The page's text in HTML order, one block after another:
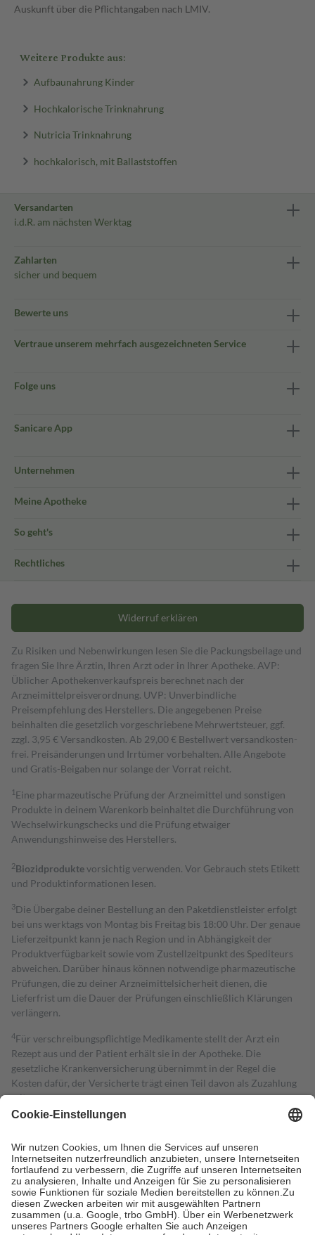
Auskunft über die Pflichtangaben nach LMIV.
Weitere Produkte aus:
Aufbaunahrung Kinder
Hochkalorische Trinknahrung
Nutricia Trinknahrung
hochkalorisch, mit Ballaststoffen
Versandarten
i.d.R. am nächsten Werktag
Zahlarten
sicher und bequem
Bewerte uns
Vertraue unserem mehrfach ausgezeichneten Service
Folge uns
Sanicare App
Unternehmen
Meine Apotheke
So geht's
Rechtliches
Widerruf erklären
Zu Risiken und Nebenwirkungen lesen Sie die Packungsbeilage und
fragen Sie Ihre Ärztin, Ihren Arzt oder in Ihrer Apotheke. AVP:
Üblicher Apothekenverkaufspreis berechnet nach der
Arzneimittelpreisverordnung. UVP: Unverbindliche
Preisempfehlung des Herstellers. Die angegebenen Preise
beinhalten die gesetzlich vorgeschriebene Mehrwertsteuer, ggf.
zzgl. 3,95 € Versandkosten. Ab 29,00 € Bestell­wert versand­kosten­
frei. Preisänderungen und Irrtümer vorbehalten. Alle Angebote
und Gratis-Beigaben nur solange der Vorrat reicht.
1 Eine pharmazeutische Prüfung der Arzneimittel und sonstigen
Produkte in deinem Warenkorb beinhaltet die Durchführung von
Wechselwirkungschecks und die Prüfung etwaiger
Anwendungshinweise des Herstellers.
2Biozidproduktevorsichtig verwenden. Vor Gebrauch stets Etikett
und Produktinformationen lesen.
3Die Übergabe deiner Bestellung an den Paketdienstleister erfolgt
bei uns werktags von Montag bis Freitag bis 18:00 Uhr. Der genaue
Lieferzeitpunkt kann je nach Region und in Abhängigkeit der
Produktverfügbarkeit sowie vom Zustellzeitpunkt des Spediteurs
abweichen. Darüber hinaus können notwendige pharmazeutische
Prüfungen, die zu deiner Arzneimittelsicherheit dienen, die
Lieferfrist um die Dauer der Prüfungen einschließlich Klärungen
verlängern.
4Für verschreibungspflichtige Medikamente stellt der Arzt ein
Rezept aus und der Patient erhält sie in der Apotheke. Die
gesetzliche Krankenversicherung übernimmt in der Regel die
Kosten dafür, der Versicherte trägt einen Teil davon als Zuzahlung
mit.
Grundsätzlich leisten Mitglieder Zuzahlungen in Höhe von zehn
höchstens zehn Euro.
Es sind jedoch nie mehr als die tatsächlichen
Kosten der Leistung zu entrichten.
Diese Regeln gelten grundsätzlich auch für Online-Apotheken.
Bei Heilmitteln und häuslicher Krankenpflege beträgt die
Zuzahlung zehn Prozent der Kosten sowie zehn Euro je
Verordnung.
Um das Engagement der Versicherten für ihre eigene Gesundheit zu